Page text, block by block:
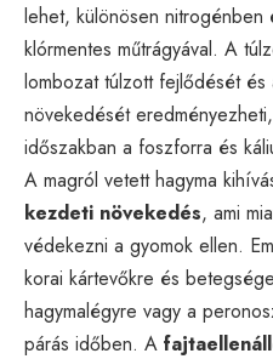
lehet, különösen nitrogénben
klórmentes műtrágyával. A
lombozat túlzott fejlődését
növekedését
időszakban a foszforra és
A magról vetett hagyma
kezdeti növekedés, ami
védekezni a gyomok ellen.
korai kártevőkre és
hagymalégyre vagy a
párás időben. A